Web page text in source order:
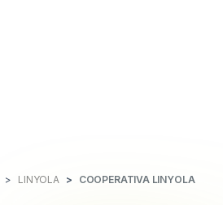
LINYOLA COOPERATIVA LINYOLA